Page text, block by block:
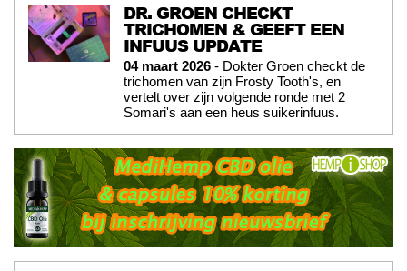
DR. GROEN CHECKT
TRICHOMEN & GEEFT EEN
INFUUS UPDATE
04 maart 2026 - Dokter Groen checkt de
trichomen van zijn Frosty Tooth's, en
vertelt over zijn volgende ronde met 2
Somari's aan een heus suikerinfuus.